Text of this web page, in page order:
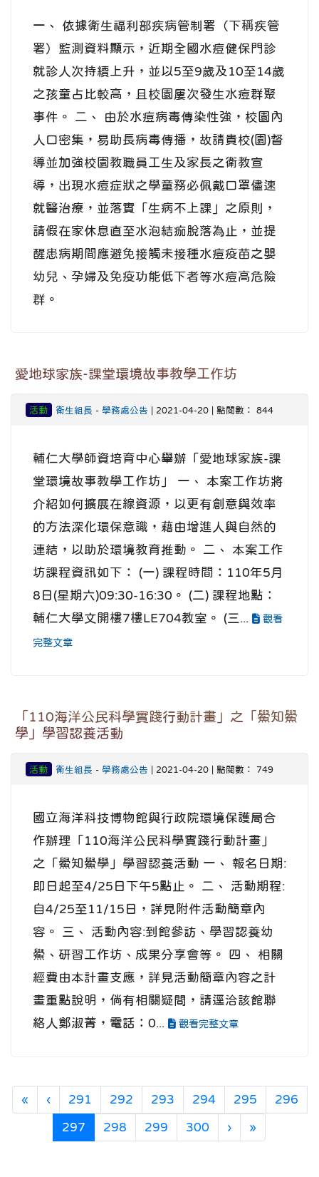
一、 依據衛生福利部疾病管制署（下稱疾管
署）監測資料顯示，近期全國水痘健保門診
就診人次持續上升，並以5至9歲及10至14歲
之孩童占比較高，且校園屢次發生水痘群聚
事件。 二、 由於水痘病毒傳染性強，校園內
人口密集，易助長病毒傳播，故請貴校(園)督
導並加強校園教職員工生及家長之衛教宣
導，出現水痘症狀之學童務必佩戴口罩儘速
就醫治療，並落實「生病不上課」之原則，
請假在家休息直至水泡結痂脫落為止，並提
醒患病期間應避免接觸未接種水痘疫苗之嬰
幼兒、孕婦及免疫功能低下者等水痘高危險
群。
愛地球家族-課堂環境故事教學工作坊
活動 衛生組長 - 學務處公告 | 2021-04-20 | 點閱數： 844
輔仁大學師資培育中心舉辦「愛地球家族-課
堂環境故事教學工作坊」 一、 本案工作坊將
介紹如何擴展在線資源，以更有創意與效率
的方法深化環保意識，藉由增進人與自然的
連結，以助於環境教育推動。 二、 本案工作
坊課程資訊如下： (一) 課程時間：110年5月
8日(星期六)09:30-16:30。 (二) 課程地點：
輔仁大學文開樓7樓LE704教室。 (三...
觀看
完整文章
「110海洋公民科學實踐行動計畫」之「鱟知鱟
學」學習認養活動
活動 衛生組長 - 學務處公告 | 2021-04-20 | 點閱數： 749
國立海洋科技博物館與行政院環境保護局合
作辦理「110海洋公民科學實踐行動計畫」
之「鱟知鱟學」學習認養活動 一、 報名日期:
即日起至4/25日下午5點止。 二、 活動期程:
自4/25至11/15日，詳見附件活動簡章內
容。 三、 活動內容:到館參訪、學習認養幼
鱟、研習工作坊、成果分享會等。 四、 相關
經費由本計畫支應，詳見活動簡章內容之計
畫重點說明，倘有相關疑問，請逕洽該館聯
絡人鄭淑菁，電話：0...
觀看完整文章
«第一頁
‹上一頁
291 292 293 294 295 296
297 (目前頁次)
298 299 300 ›下一頁
»